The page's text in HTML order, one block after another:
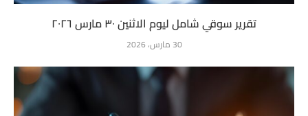
تقرير سوقي شامل ليوم الاثنين ٣٠ مارس ٢٠٢٦
30 مارس، 2026